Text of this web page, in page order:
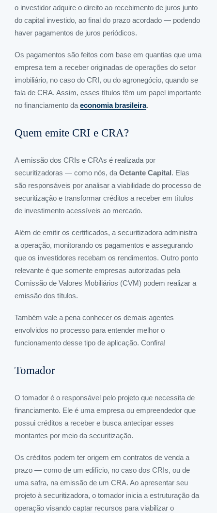
o investidor adquire o direito ao recebimento de juros junto
do capital investido, ao final do prazo acordado — podendo
haver pagamentos de juros periódicos.
Os pagamentos são feitos com base em quantias que uma
empresa tem a receber originadas de operações do setor
imobiliário, no caso do CRI, ou do agronegócio, quando se
fala de CRA. Assim, esses títulos têm um papel importante
no financiamento daeconomia brasileira.
Quem emite CRI e CRA?
A emissão dos CRIs e CRAs é realizada por
securitizadoras — como nós, daOctante Capital. Elas
são responsáveis por analisar a viabilidade do processo de
securitização e transformar créditos a receber em títulos
de investimento acessíveis ao mercado.
Além de emitir os certificados, a securitizadora administra
a operação, monitorando os pagamentos e assegurando
que os investidores recebam os rendimentos. Outro ponto
relevante é que somente empresas autorizadas pela
Comissão de Valores Mobiliários (CVM) podem realizar a
emissão dos títulos.
Também vale a pena conhecer os demais agentes
envolvidos no processo para entender melhor o
funcionamento desse tipo de aplicação. Confira!
Tomador
O tomador é o responsável pelo projeto que necessita de
financiamento. Ele é uma empresa ou empreendedor que
possui créditos a receber e busca antecipar esses
montantes por meio da securitização.
Os créditos podem ter origem em contratos de venda a
prazo — como de um edifício, no caso dos CRIs, ou de
uma safra, na emissão de um CRA. Ao apresentar seu
projeto à securitizadora, o tomador inicia a estruturação da
operação visando captar recursos para viabilizar o